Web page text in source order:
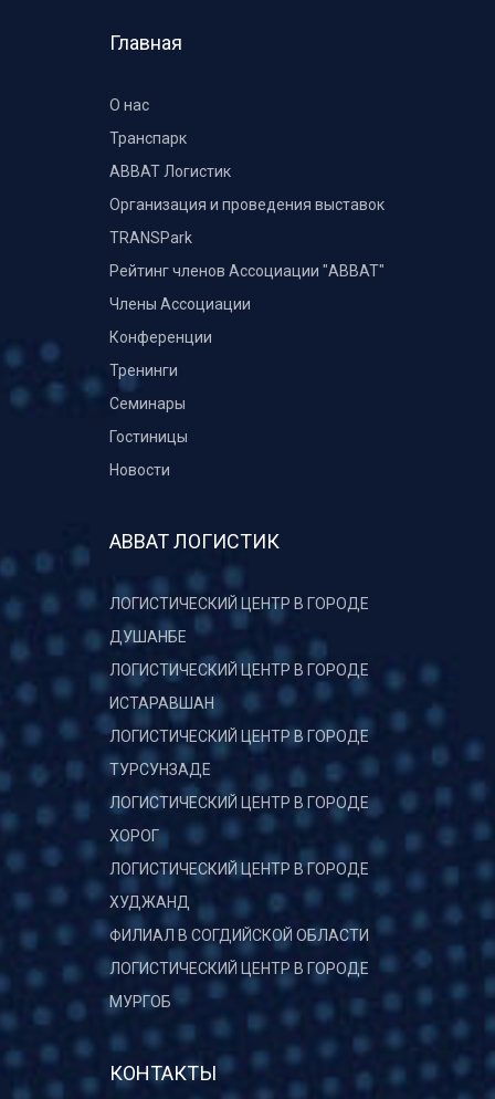
Главная
О нас
Транспарк
ABBAT Логистик
Организация и проведения выставок
TRANSPark
Рейтинг членов Ассоциации "АВВАТ"
Члены Ассоциации
Конференции
Тренинги
Семинары
Гостиницы
Новости
АВВАТ ЛОГИСТИК
ЛОГИСТИЧЕСКИЙ ЦЕНТР В ГОРОДЕ
ДУШАНБЕ
ЛОГИСТИЧЕСКИЙ ЦЕНТР В ГОРОДЕ
ИСТАРАВШАН
ЛОГИСТИЧЕСКИЙ ЦЕНТР В ГОРОДЕ
ТУРСУНЗАДЕ
ЛОГИСТИЧЕСКИЙ ЦЕНТР В ГОРОДЕ
ХОРОГ
ЛОГИСТИЧЕСКИЙ ЦЕНТР В ГОРОДЕ
ХУДЖАНД
ФИЛИАЛ В СОГДИЙСКОЙ ОБЛАСТИ
ЛОГИСТИЧЕСКИЙ ЦЕНТР В ГОРОДЕ
МУРГОБ
КОНТАКТЫ